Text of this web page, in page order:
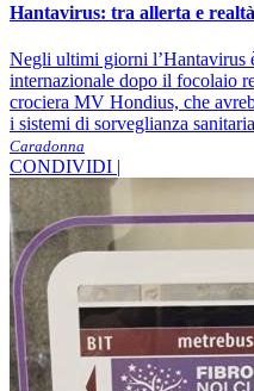
Hantavirus: tra allerta e
Negli ultimi giorni l’Hantavirus
internazionale dopo il focolaio
crociera MV Hondius, che
i sistemi di sorveglianza
Caradonna
CONDIVIDI |